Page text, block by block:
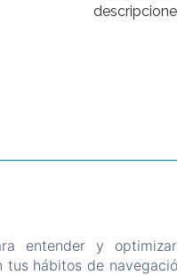
Alrededor
entender y
hábitos de